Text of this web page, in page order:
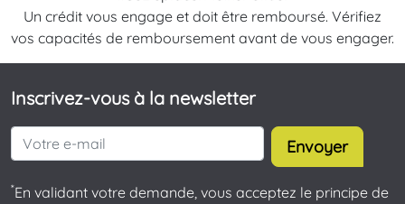
Un crédit vous engage et doit être remboursé. Vérifiez
vos capacités de remboursement avant de vous engager.
Inscrivez-vous à la newsletter
Envoyer
*En validant votre demande, vous acceptez le principe de